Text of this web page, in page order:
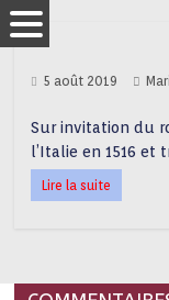
5 août 2019
Sur invitation du
l’Italie en 1516 et
Lire la suite